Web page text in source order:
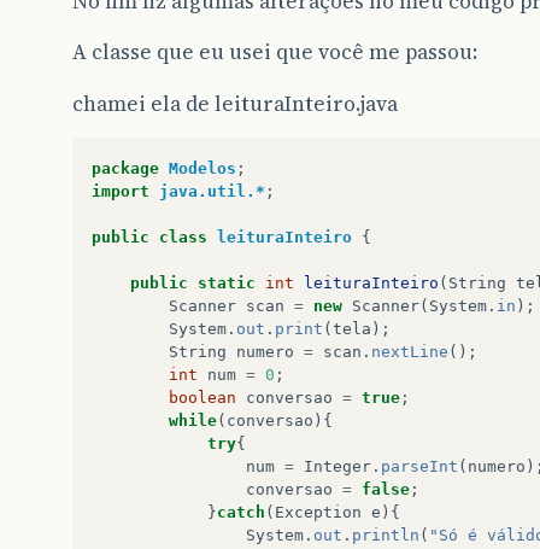
A classe que eu usei que você me passou:
chamei ela de leituraInteiro.java
package Modelos ;
import
java.util.* ;
public class leituraInteiro {
public static int leituraInteiro ( String
Scanner scan = new Scanner( System . in );
System . out . print ( tela );
String
numero = scan . nextLine ();
int
num = 0 ;
boolean
conversao = true ;
while( conversao ){
try{
num = Integer . parseInt ( numero
conversao = false ;
}catch ( Exception e ){
System . out . println ( "Só é